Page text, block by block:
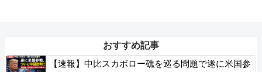
おすすめ記事
【速報】中比スカボロー礁を巡る問題で遂に米国参